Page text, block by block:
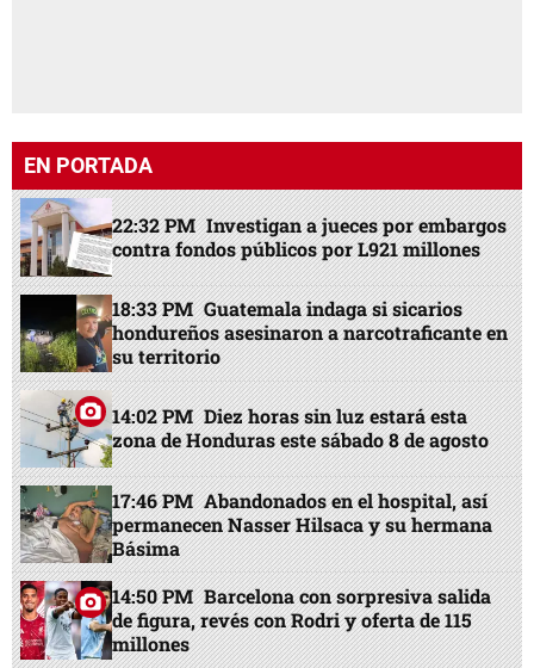
EN PORTADA
22:32 PM Investigan a jueces por embargos
contra fondos públicos por L921 millones
18:33 PM Guatemala indaga si sicarios
hondureños asesinaron a narcotraficante en
su territorio
14:02 PM Diez horas sin luz estará esta
zona de Honduras este sábado 8 de agosto
17:46 PM Abandonados en el hospital, así
permanecen Nasser Hilsaca y su hermana
Básima
14:50 PM Barcelona con sorpresiva salida
de figura, revés con Rodri y oferta de 115
millones